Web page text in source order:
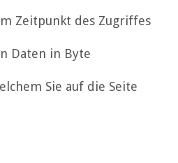
Zeitpunkt des Zugriffes
Daten in Byte
Sie auf die Seite